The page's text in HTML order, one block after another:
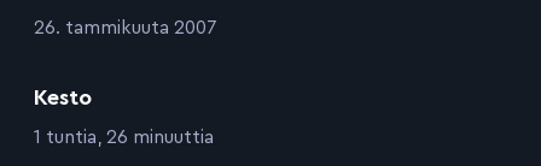
:26. tammikuuta 2007
Kesto
:1 tuntia, 26 minuuttia